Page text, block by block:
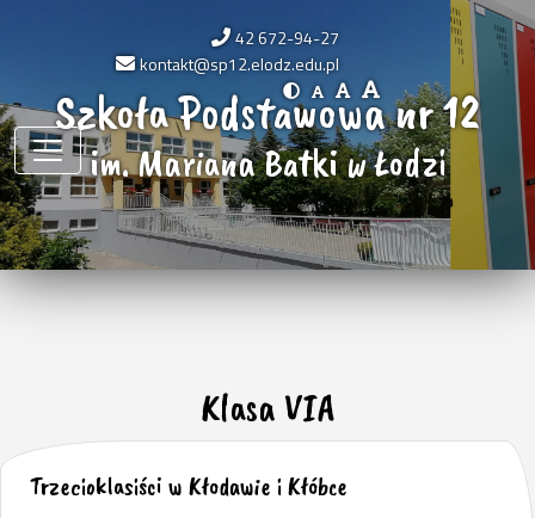
42 672-94-27
kontakt@sp12.elodz.edu.pl
Szkoła Podstawowa nr 12
im. Mariana Batki w Łodzi
Klasa VIA
Trzecioklasiści w Kłodawie i Kłóbce